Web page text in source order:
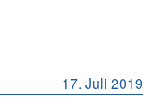
17. Juli 2019